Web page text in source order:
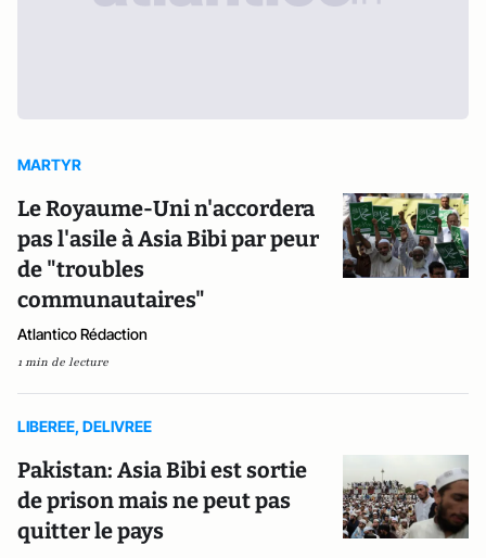
MARTYR
Le Royaume-Uni n'accordera
pas l'asile à Asia Bibi par peur
de "troubles
communautaires"
Atlantico Rédaction
1 min de lecture
LIBEREE, DELIVREE
Pakistan: Asia Bibi est sortie
de prison mais ne peut pas
quitter le pays